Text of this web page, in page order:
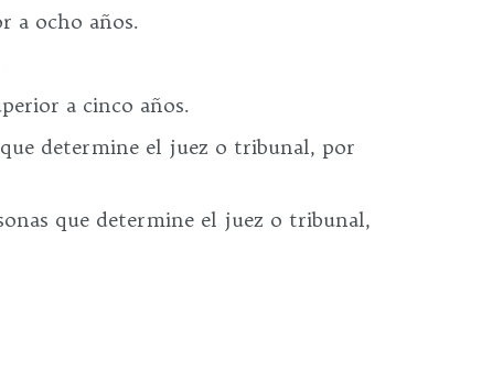
a ocho años.
a cinco años.
determine el juez o tribunal, por
que determine el juez o tribunal,